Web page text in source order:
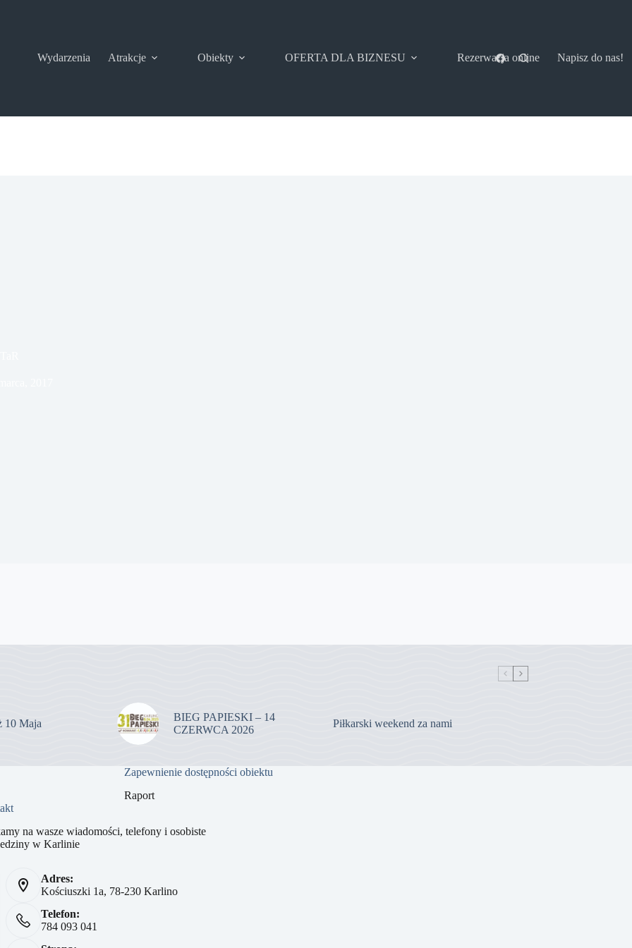
Wydarzenia Atrakcje Obiekty OFERTA DLA BIZNESU Rezerwacja online Napisz do nas!
10 Maja
BIEG PAPIESKI – 14
CZERWCA 2026
Piłkarski weekend za nami
Zapewnienie dostępności obiektu
Raport
na wasze wiadomości, telefony i osobiste
w Karlinie
Adres:
Kościuszki 1a, 78-230 Karlino
Telefon:
784 093 041